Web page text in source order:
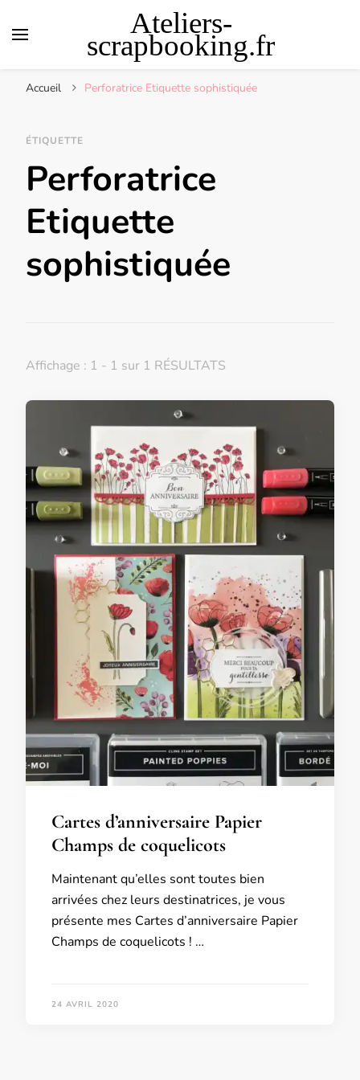
Ateliers-
scrapbooking.fr
Accueil Perforatrice Etiquette sophistiquée
ÉTIQUETTE
Perforatrice
Etiquette
sophistiquée
Affichage : 1 - 1 sur 1 RÉSULTATS
Cartes d’anniversaire Papier
Champs de coquelicots
Maintenant qu’elles sont toutes bien
arrivées chez leurs destinatrices, je vous
présente mes Cartes d’anniversaire Papier
Champs de coquelicots ! …
24 AVRIL 2020